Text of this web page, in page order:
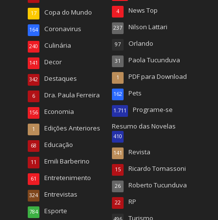
Copa do Mundo
17
Coronavirus
164
Culinária
240
Decor
141
Destaques
342
Dra. Paula Ferreira
6
Economia
156
Edições Anteriores
1
Educação
68
Emili Barberino
11
Entretenimento
61
Entrevistas
324
Esporte
784
News Top
4
Nilson Lattari
237
Orlando
97
Paola Tucunduva
31
PDF para Download
1
Pets
162
Programe-se
1.711
Resumo das Novelas
410
Revista
141
Ricardo Tomassoni
15
Roberto Tucunduva
26
RP
22
Turismo